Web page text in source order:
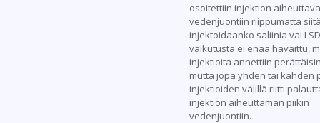
osoitettiin injektion
vedenjuontiin riippumatta
injektoidaanko saliinia vai
vaikutusta ei enää havaittu,
injektioita annettiin
mutta jopa yhden tai kahden
injektioiden välillä riitti
injektion aiheuttaman piikin
vedenjuontiin.